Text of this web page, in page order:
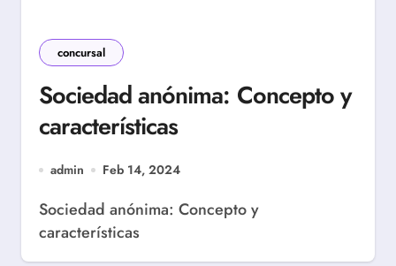
concursal
Sociedad anónima: Concepto y
características
admin Feb 14, 2024
Sociedad anónima: Concepto y
características